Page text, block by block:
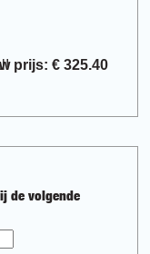
prijs: € 325.40
de volgende